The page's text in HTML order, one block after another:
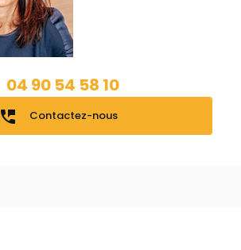
04 90 54 58 10
perm_phone_msg Contactez-nous